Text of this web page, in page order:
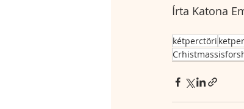
Írta Katona
kétperctöri